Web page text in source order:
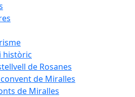
històric
de Rosanes
de Miralles
de Miralles